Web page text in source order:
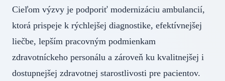
Cieľom výzvy je podporiť modernizáciu ambulancií,
ktorá prispeje k rýchlejšej diagnostike, efektívnejšej
liečbe, lepším pracovným podmienkam
zdravotníckeho personálu a zároveň ku kvalitnejšej i
dostupnejšej zdravotnej starostlivosti pre pacientov.